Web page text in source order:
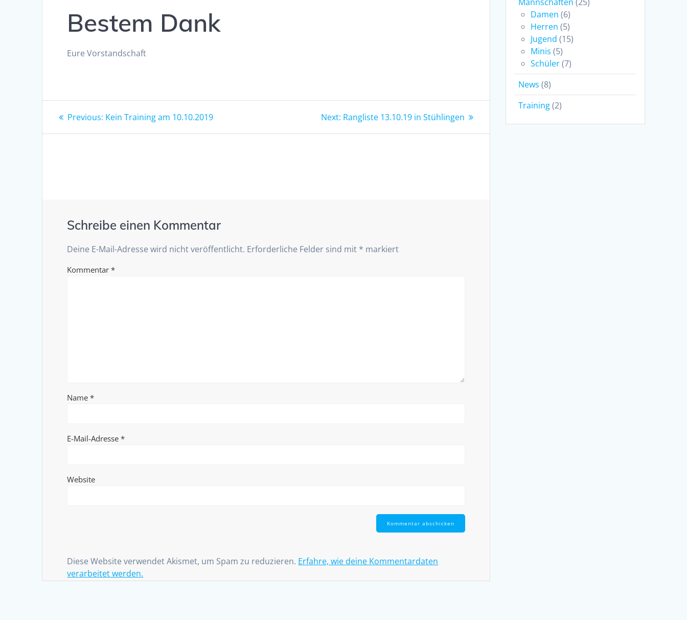
Bestem Dank
Eure Vorstandschaft
Beitragsnavigation
Previous: Previous
Kein Training am 10.10.2019 Next: Next
Rangliste 13.10.19 in Stühlingen
Schreibe einen Kommentar
Deine E-Mail-Adresse wird nicht veröffentlicht. Erforderliche Felder sind mit * markiert
Kommentar*
Name*
E-Mail-Adresse*
Website
Diese Website verwendet Akismet, um Spam zu reduzieren. Erfahre, wie deine Kommentardaten
verarbeitet werden.
Damen (6)
Herren (5)
Jugend (15)
Minis (5)
Schüler(7)
News (8)
Training(2)